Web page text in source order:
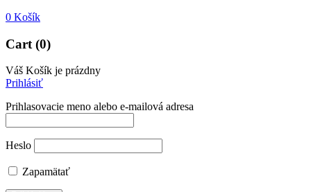
0 Košík
Cart (0)
Váš Košík je prázdny
Prihlásiť
Prihlasovacie meno alebo e-mailová adresa
Heslo
Zapamätať